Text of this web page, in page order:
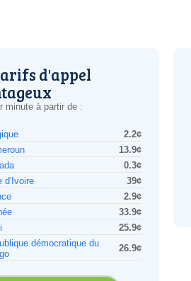
d'appel
minute à partir de :
2.2¢
13.9¢
0.3¢
d'Ivoire
39¢
2.9¢
33.9¢
25.9¢
démocratique du
26.9¢